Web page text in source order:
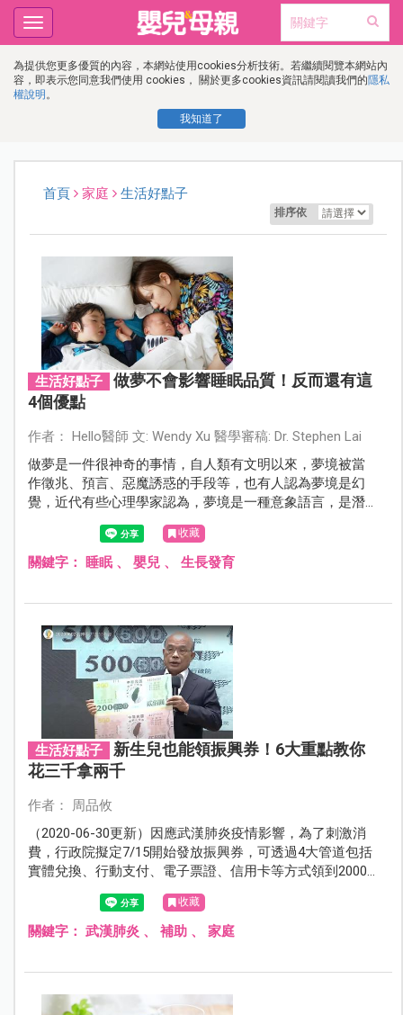
為提供您更多優質的內容，本網站使用cookies分析技術。若繼續閱覽本網站內
容，即表示您同意我們使用 cookies， 關於更多cookies資訊請閱讀我們的隱私
權說明 。
我知道了
Toggle
navigation
首頁 家庭 生活好點子
排序依
生活好點子
做夢不會影響睡眠品質！反而還有這
4個優點
作者： Hello醫師 文: Wendy Xu 醫學審稿: Dr. Stephen Lai
做夢是一件很神奇的事情，自人類有文明以來，夢境被當
作徵兆、預言、惡魔誘惑的手段等，也有人認為夢境是幻
覺，近代有些心理學家認為，夢境是一種意象語言，是潛
意識宣洩的出口，當我們在睡覺時，大腦仍會繼續處理資
訊，這時就會產生夢境。究竟夢代表了什麼？本文將為您
介紹夢境與睡眠的關係。
收藏
關鍵字： 睡眠、 嬰兒、 生長發育
生活好點子
新生兒也能領振興券！6大重點教你
花三千拿兩千
作者： 周品攸
（2020-06-30更新）因應武漢肺炎疫情影響，為了刺激消
費，行政院擬定7/15開始發放振興券，可透過4大管道包括
實體兌換、行動支付、電子票證、信用卡等方式領到2000
元，且從新生兒到老年人都有份，但是該如何領呢？本文
帶你一次看。
收藏
關鍵字： 武漢肺炎、 補助、 家庭